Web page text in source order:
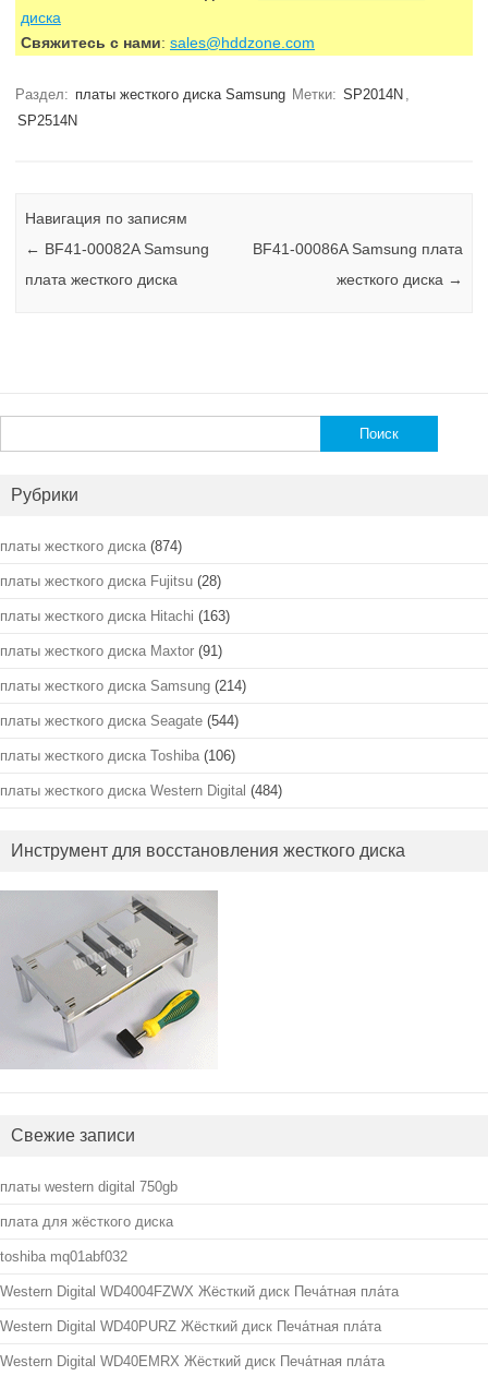
диска
Свяжитесь с нами: sales@hddzone.com
Раздел: платы жесткого диска Samsung Метки: SP2014N ,
SP2514N
Навигация по записям
← BF41-00082A Samsung
плата жесткого диска
BF41-00086A Samsung плата
жесткого диска →
Рубрики
платы жесткого диска (874)
платы жесткого диска Fujitsu (28)
платы жесткого диска Hitachi (163)
платы жесткого диска Maxtor (91)
платы жесткого диска Samsung (214)
платы жесткого диска Seagate (544)
платы жесткого диска Toshiba (106)
платы жесткого диска Western Digital (484)
Инструмент для восстановления жесткого диска
Свежие записи
платы western digital 750gb
плата для жёсткого диска
toshiba mq01abf032
Western Digital WD4004FZWX Жёсткий диск Печа́тная пла́та
Western Digital WD40PURZ Жёсткий диск Печа́тная пла́та
Western Digital WD40EMRX Жёсткий диск Печа́тная пла́та